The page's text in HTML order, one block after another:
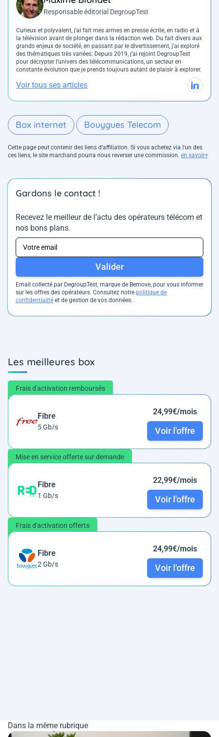
Responsable éditorial DegroupTest
Curieux et polyvalent, j’ai fait mes armes en presse écrite, en radio et à
la télévision avant de plonger dans la rédaction web. Du fait divers aux
grands enjeux de société, en passant par le divertissement, j’ai exploré
des thématiques très variées. Depuis 2019, j’ai rejoint DegroupTest
pour décrypter l’univers des télécommunications, un secteur en
constante évolution que je prends toujours autant de plaisir à explorer.
Voir tous ses articles
Box internet Bouygues Telecom
Cette page peut contenir des liens d’affiliation. Si vous achetez via l'un des
ces liens, le site marchand pourra nous reverser une commission. en savoir+
Gardons le contact !
Recevez le meilleur de l’actu des opérateurs télécom et
nos bons plans.
Valider
Email collecté par DegroupTest, marque de Bemove, pour vous informer
sur les offres des opérateurs. Consultez notre politique de
confidentialité et de gestion de vos données.
Les meilleures box
Frais d'activation remboursés
Fibre
5 Gb/s
24,99€/mois
Voir l'offre
Mise en service offerte sur demande
Fibre
1 Gb/s
22,99€/mois
Voir l'offre
Frais d'activation offerts
Fibre
2 Gb/s
24,99€/mois
Voir l'offre
Dans la même rubrique